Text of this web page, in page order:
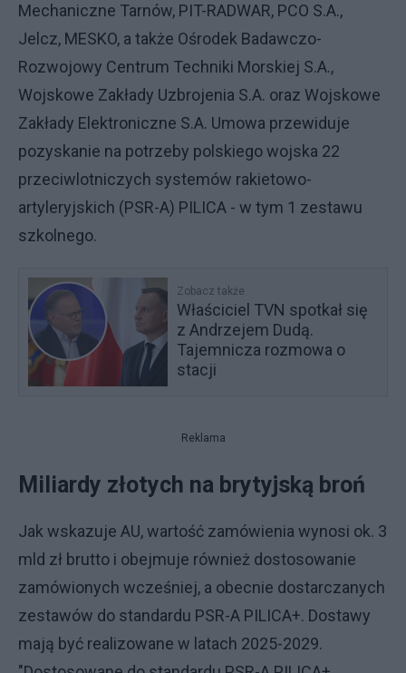
Mechaniczne Tarnów, PIT-RADWAR, PCO S.A.,
Jelcz, MESKO, a także Ośrodek Badawczo-
Rozwojowy Centrum Techniki Morskiej S.A.,
Wojskowe Zakłady Uzbrojenia S.A. oraz Wojskowe
Zakłady Elektroniczne S.A. Umowa przewiduje
pozyskanie na potrzeby polskiego wojska 22
przeciwlotniczych systemów rakietowo-
artyleryjskich (PSR-A) PILICA - w tym 1 zestawu
szkolnego.
Zobacz także
Właściciel TVN spotkał się
z Andrzejem Dudą.
Tajemnicza rozmowa o
stacji
Reklama
Miliardy złotych na brytyjską broń
Jak wskazuje AU, wartość zamówienia wynosi ok. 3
mld zł brutto i obejmuje również dostosowanie
zamówionych wcześniej, a obecnie dostarczanych
zestawów do standardu PSR-A PILICA+. Dostawy
mają być realizowane w latach 2025-2029.